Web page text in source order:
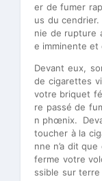
er de fumer
us du
nie de rupture
e imminente et
Devant eux,
de cigarettes
votre briquet
re passé de
n phœnix.
toucher à la
nne n’a dit
ferme votre
ssible sur terre